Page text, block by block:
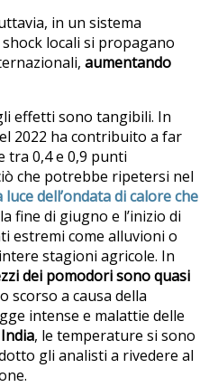
in un sistema
locali si propagano
aumentando
effetti sono tangibili. In
2022 ha contribuito a far
tra 0,4 e 0,9 punti
che potrebbe ripetersi nel
luce dell’ondata di calore che
fine di giugno e l’inizio di
estremi come alluvioni o
stagioni agricole. In
dei pomodori sono quasi
scorso a causa della
intense e malattie delle
India, le temperature si sono
gli analisti a rivedere al